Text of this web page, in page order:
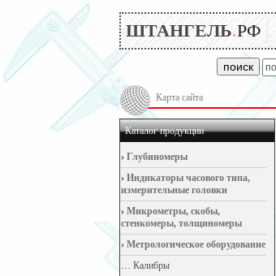
ШТАНГЕЛЬ.РФ
поиск
Карта сайта
Каталог продукции
› Глубиномеры
› Индикаторы часового типа,
измерительные головки
› Микрометры, скобы,
стенкомеры, толщиномеры
› Метрологическое оборудование
… Калибры